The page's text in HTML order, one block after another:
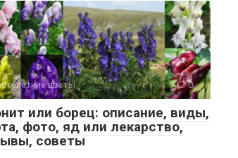
цветы 0
или борец: описание, виды,
фото, яд или лекарство,
советы